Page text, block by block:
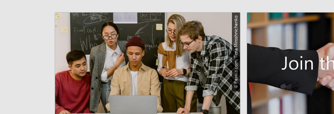
© Pexels.com/Tima Miroshnichenko